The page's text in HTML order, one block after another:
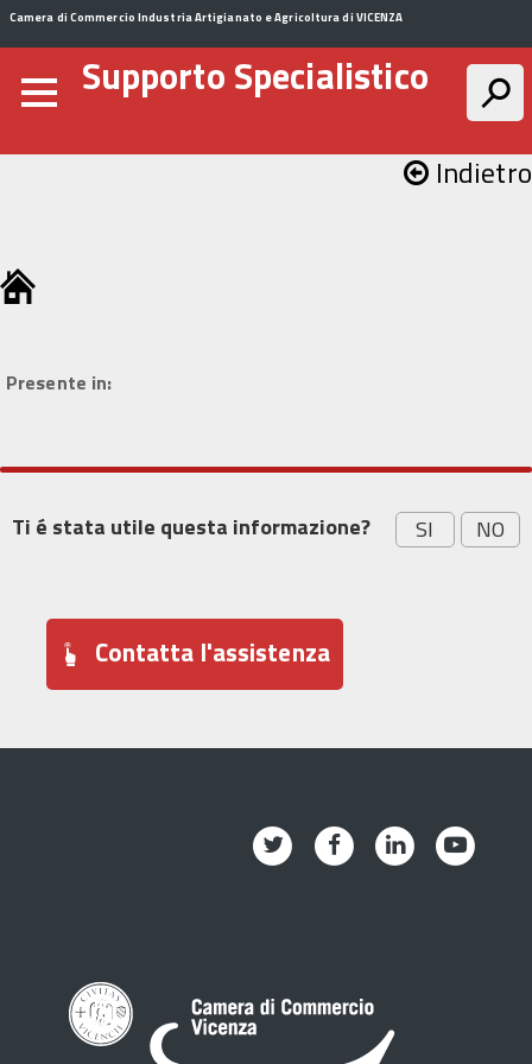
Camera di Commercio Industria Artigianato e Agricoltura di VICENZA
Supporto Specialistico
Indietro
Presente in:
Ti é stata utile questa informazione? NO
SI
Contatta l'assistenza
Twitter Facebook Linkedin